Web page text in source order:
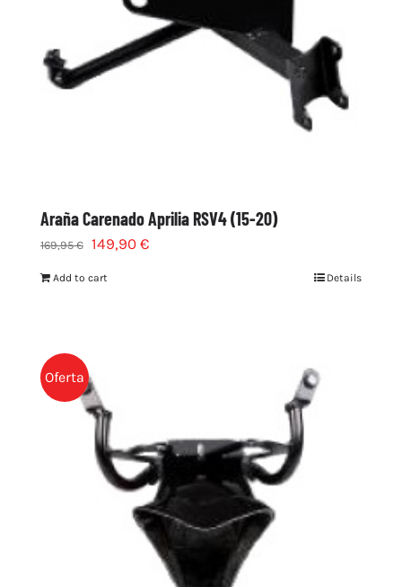
Araña Carenado Aprilia RSV4 (15-20)
169,95€ 149,90 €
Add to cart Details
Oferta